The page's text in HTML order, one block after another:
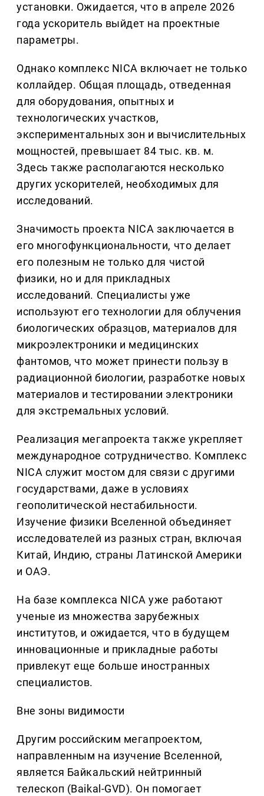
установки. Ожидается, что в апреле 2026
года ускоритель выйдет на проектные
параметры.
Однако комплекс NICA включает не только
коллайдер. Общая площадь, отведенная
для оборудования, опытных и
технологических участков,
экспериментальных зон и вычислительных
мощностей, превышает 84 тыс. кв. м.
Здесь также располагаются несколько
других ускорителей, необходимых для
исследований.
Значимость проекта NICA заключается в
его многофункциональности, что делает
его полезным не только для чистой
физики, но и для прикладных
исследований. Специалисты уже
используют его технологии для облучения
биологических образцов, материалов для
микроэлектроники и медицинских
фантомов, что может принести пользу в
радиационной биологии, разработке новых
материалов и тестировании электроники
для экстремальных условий.
Реализация мегапроекта также укрепляет
международное сотрудничество. Комплекс
NICA служит мостом для связи с другими
государствами, даже в условиях
геополитической нестабильности.
Изучение физики Вселенной объединяет
исследователей из разных стран, включая
Китай, Индию, страны Латинской Америки
и ОАЭ.
На базе комплекса NICA уже работают
ученые из множества зарубежных
институтов, и ожидается, что в будущем
инновационные и прикладные работы
привлекут еще больше иностранных
специалистов.
Вне зоны видимости
Другим российским мегапроектом,
направленным на изучение Вселенной,
является Байкальский нейтринный
телескоп (Baikal-GVD). Он помогает